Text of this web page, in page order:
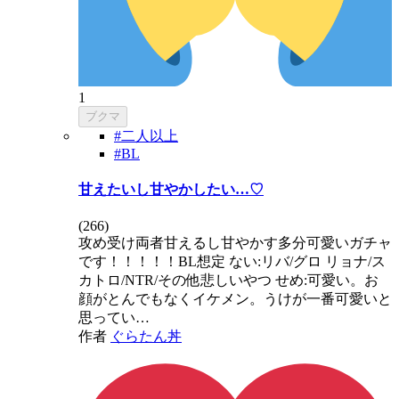
1
ブクマ
#二人以上
#BL
甘えたいし甘やかしたい…♡
(266)
攻め受け両者甘えるし甘やかす多分可愛いガチャ
です！！！！！BL想定 ない:リバ/グロ リョナ/ス
カトロ/NTR/その他悲しいやつ せめ:可愛い。お
顔がとんでもなくイケメン。うけが一番可愛いと
思ってい…
作者 ぐらたん丼